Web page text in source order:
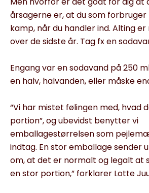
årsagerne er, at du som
kamp, når du handler ind. Alting
over de sidste år. Tag fx en
Engang var en sodavand på 250
en halv, halvanden, eller måske
“Vi har mistet følingen med, hvad
portion”, og ubevidst benytter vi
emballagestørrelsen som
indtag. En stor emballage sender
om, at det er normalt og legalt at
en stor portion,” forklarer Lotte